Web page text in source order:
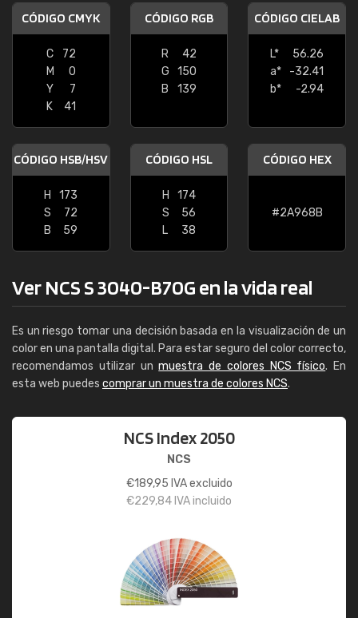
CÓDIGO CMYK
C
72
M
0
Y
7
K
41
CÓDIGO RGB
R
42
G
150
B
139
CÓDIGO CIELAB
L*
56.26
a*
-32.41
b*
-2.94
CÓDIGO HSB/HSV
H
173
S
72
B
59
CÓDIGO HSL
H
174
S
56
L
38
CÓDIGO HEX
#2A968B
Ver NCS S 3040-B70G en la vida real
Es un riesgo tomar una decisión basada en la visualización de un
color en una pantalla digital. Para estar seguro del color correcto,
recomendamos utilizar unmuestra de colores NCS físico. En
esta web puedes comprar un muestra de colores NCS.
NCS Index 2050
NCS
€189,95 IVA excluido
€229,84 IVA incluido